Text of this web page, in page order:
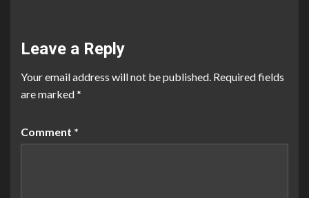
Leave a Reply
Your email address will not be published. Required fields
are marked*
Comment *